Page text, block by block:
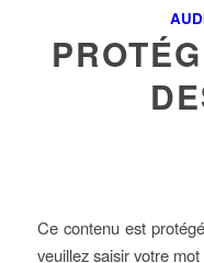
Ce contenu est
veuillez saisir votre